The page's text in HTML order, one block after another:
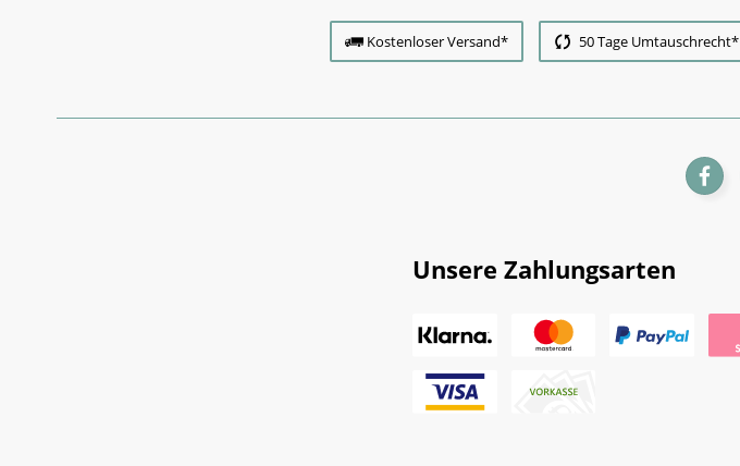
Kostenloser Versand* 50 Tage Umtauschrecht*
Unsere Zahlungsarten